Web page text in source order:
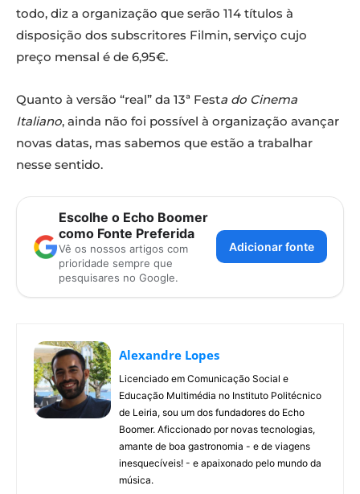
todo, diz a organização que serão 114 títulos à
disposição dos subscritores Filmin, serviço cujo
preço mensal é de 6,95€.
Quanto à versão “real” da 13ª Festa do Cinema
Italiano, ainda não foi possível à organização avançar
novas datas, mas sabemos que estão a trabalhar
nesse sentido.
Escolhe o Echo Boomer
como Fonte Preferida
Vê os nossos artigos com
prioridade sempre que
pesquisares no Google.
Adicionar fonte
Alexandre Lopes
Licenciado em Comunicação Social e
Educação Multimédia no Instituto Politécnico
de Leiria, sou um dos fundadores do Echo
Boomer. Aficcionado por novas tecnologias,
amante de boa gastronomia - e de viagens
inesquecíveis! - e apaixonado pelo mundo da
música.